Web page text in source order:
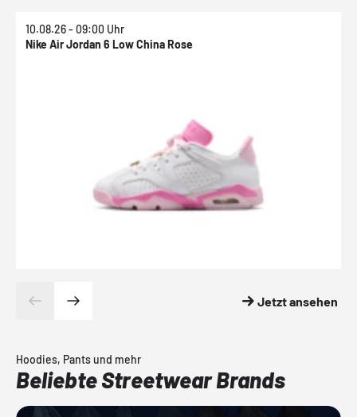
10.08.26 - 09:00 Uhr
Nike Air Jordan 6 Low China Rose
Jetzt ansehen
Hoodies, Pants und mehr
Beliebte Streetwear Brands